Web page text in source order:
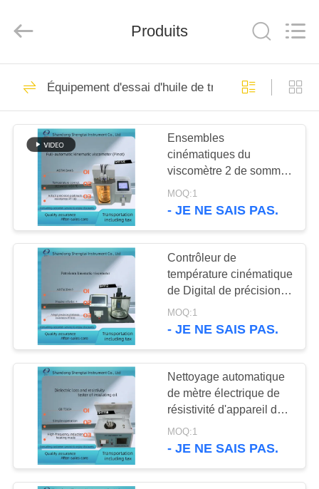
MAISON
PRODUITS
SUJET
NOUS
VISITE
D'USINE
CONTRÔLE
DE
QUALITÉ
CONTACTEZ-
NOUS
instrument
co.,ltd.
Reserved.
instruments de
essai de pétrole
637
Instruments d'essai
d'antigel d'huile de
graissage et de
graisse
188
Équipement d'essai
de gazole
136
Produits
Équipement d'essai d'huile de transformateur
Ensembles
cinématiques du
viscomètre 2 de sommet
entièrement automatique
du D445 d'ASTM de
MOQ:1
- JE NE SAIS PAS.
Contrôleur de
température cinématique
de Digital de précision
de viscomètre de pétrole
ASTM D445
MOQ:1
- JE NE SAIS PAS.
Nettoyage automatique
de mètre électrique de
résistivité d'appareil de
contrôle d'huile isolante
de transformateur
MOQ:1
- JE NE SAIS PAS.